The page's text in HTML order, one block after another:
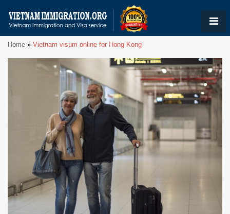
Home » Vietnam visum online for Hong Kong